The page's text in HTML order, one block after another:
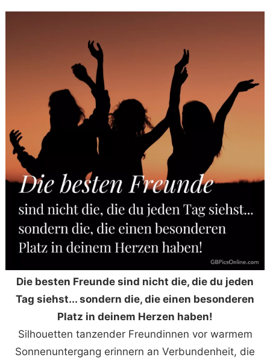
Die besten Freunde sind nicht die, die du jeden
Tag siehst... sondern die, die einen besonderen
Platz in deinem Herzen haben!
Silhouetten tanzender Freundinnen vor warmem
Sonnenuntergang erinnern an Verbundenheit, die